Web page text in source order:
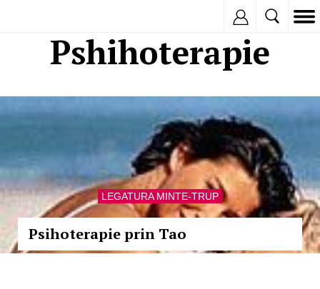
Pshihoterapie
LEGATURA MINTE-TRUP
Psihoterapie prin Tao